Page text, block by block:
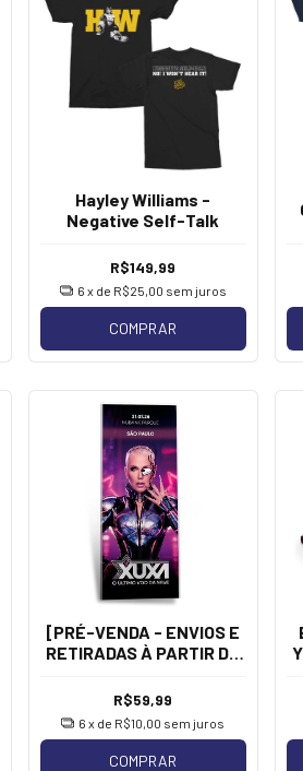
Hayley Williams -
Negative Self-Talk
R$149,99
6 x de R$25,00 sem juros
COMPRAR
[PRÉ-VENDA - ENVIOS E
RETIRADAS À PARTIR DE
[Imã]
R$59,99
6 x de R$10,00 sem juros
COMPRAR